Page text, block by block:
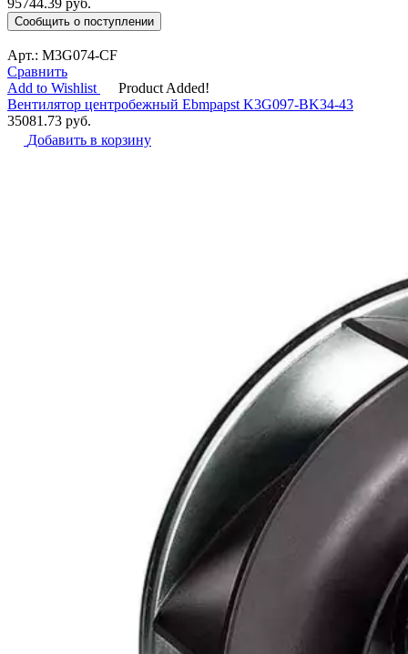
Сообщить о поступлении
Арт.: M3G074-CF
Сравнить
Add to Wishlist
Product Added!
Вентилятор центробежный Ebmpapst K3G097-BK34-43
35081.73 руб.
Добавить в корзину